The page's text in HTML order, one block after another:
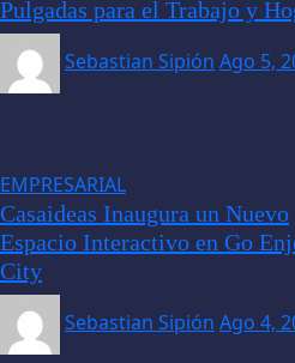
Pulgadas para el Trabajo y
Sebastian Sipión Ago 5,
EMPRESARIAL
Casaideas Inaugura un Nuevo
Espacio Interactivo en Go
City
Sebastian Sipión Ago 4,